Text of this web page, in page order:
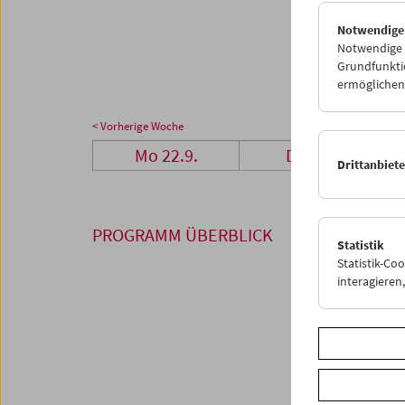
06
< Vorherige Woche
Mo 22.9. Di 23.9.
PROGRAMM ÜBERBLICK
Notwendige
Statistik
Statistik-